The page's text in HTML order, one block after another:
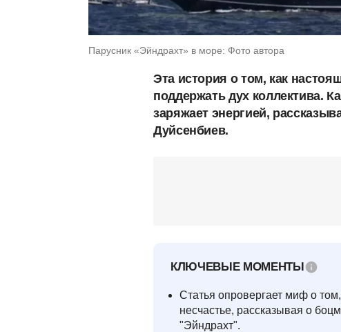
Парусник «Эйндрахт» в море: Фото автора
Эта история о том, как
поддержать дух коллектива.
заряжает энергией,
Дуйсенбиев.
КЛЮЧЕВЫЕ МОМЕНТЫ
Статья опровергает миф о
несчастье, рассказывая о
"Эйндрахт".